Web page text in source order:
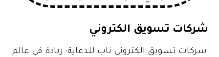
شركات تسويق الكتروني
شركات تسويق الكتروني ناب للدعاية: ريادة في عالم